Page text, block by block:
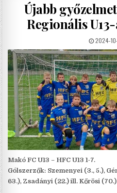
Újabb
Regionális
2024-
Makó FC U13 – HFC U13 1-7.
Gólszerzők: Szemenyei (3., 5.),
63.), Zsadányi (22.) ill. Kőrösi